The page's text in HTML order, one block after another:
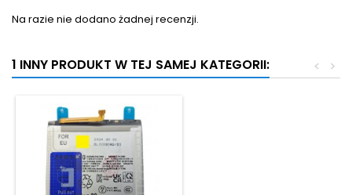
Na razie nie dodano żadnej recenzji.
1 INNY PRODUKT W TEJ SAMEJ KATEGORII: >
<